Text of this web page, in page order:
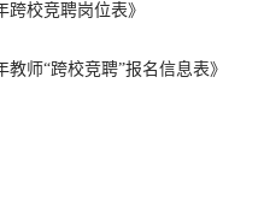
跨校竞聘岗位表》
师“跨校竞聘”报名信息表》